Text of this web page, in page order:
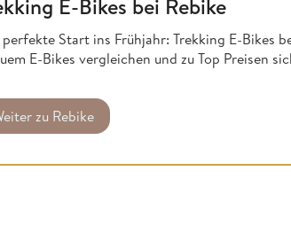
Start ins Frühjahr: Trekking E-Bikes
E-Bikes vergleichen und zu Top Preisen
zu Rebike